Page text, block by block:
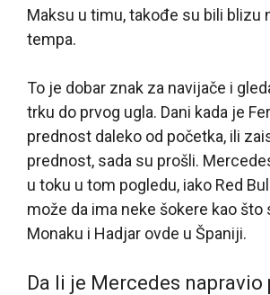
Maksu u timu, takođe su bili blizu
tempa.
To je dobar znak za navijače i
trku do prvog ugla. Dani kada je
prednost daleko od početka, ili
prednost, sada su prošli.
u toku u tom pogledu, iako Red
može da ima neke šokere kao što
Monaku i Hadjar ovde u Španiji.
Da li je Mercedes napravio